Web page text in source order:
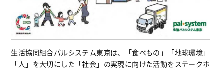
生活協同組合パルシステム東京は、「食べもの」「地球環境」
「人」を大切にした「社会」の実現に向けた活動をステークホ